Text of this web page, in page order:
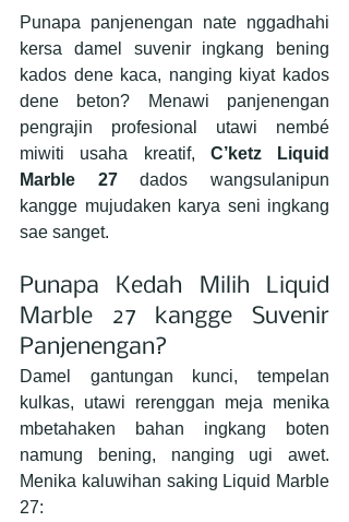
Punapa panjenengan nate nggadhahi
kersa damel suvenir ingkang bening
kados dene kaca, nanging kiyat kados
dene beton? Menawi panjenengan
pengrajin profesional utawi nembé
miwiti usaha kreatif, C’ketz Liquid
Marble 27 dados wangsulanipun
kangge mujudaken karya seni ingkang
sae sanget.
Punapa Kedah Milih Liquid
Marble 27 kangge Suvenir
Panjenengan?
Damel gantungan kunci, tempelan
kulkas, utawi rerenggan meja menika
mbetahaken bahan ingkang boten
namung bening, nanging ugi awet.
Menika kaluwihan saking Liquid Marble
27: